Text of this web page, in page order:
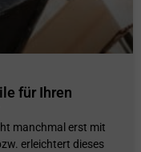
für Ihren
manchmal erst mit
erleichtert dieses